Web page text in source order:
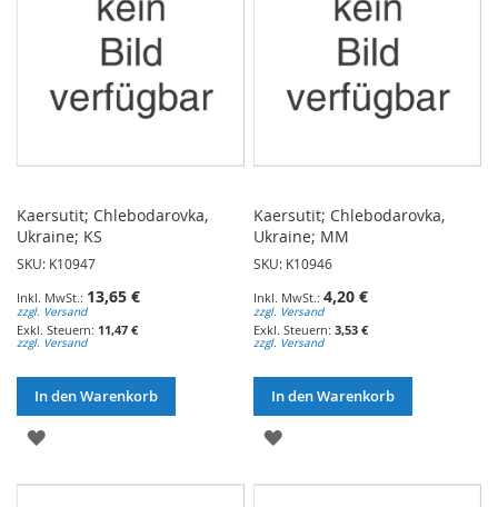
Kaersutit; Chlebodarovka,
Ukraine; KS
SKU: K10947
13,65 €
zzgl. Versand
11,47 €
zzgl. Versand
In den Warenkorb
ZUR
Kaersutit; Chlebodarovka,
Ukraine; MM
SKU: K10946
4,20 €
zzgl. Versand
3,53 €
zzgl. Versand
In den Warenkorb
ZUR